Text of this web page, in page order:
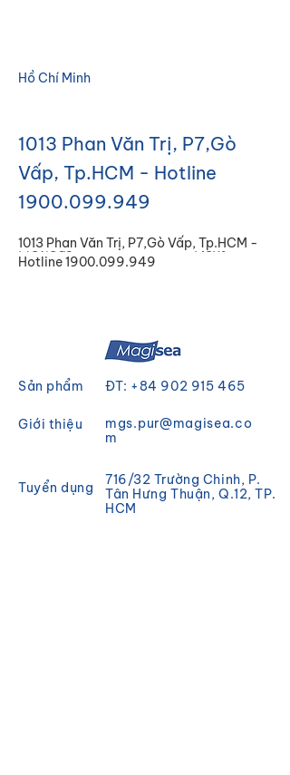
Hồ Chí Minh
1013 Phan Văn Trị, P7,Gò
Vấp, Tp.HCM - Hotline
1900.099.949
Previous Next
1013 Phan Văn Trị, P7,Gò Vấp, Tp.HCM -
Hotline 1900.099.949
Sản phẩm ĐT: +84 902 915 465
Giới thiệu
mgs.pur@magisea.co
m
Tuyển dụng
716/32 Trường Chinh, P.
Tân Hưng Thuận, Q.12, TP.
HCM